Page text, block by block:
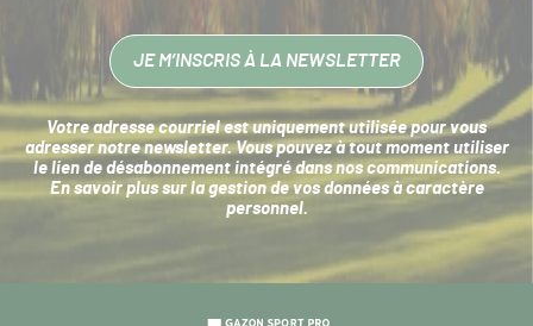
JE M’INSCRIS À LA NEWSLETTER
Votre adresse courriel est uniquement utilisée pour vous
adresser notre newsletter. Vous pouvez à tout moment utiliser
le lien de désabonnement intégré dans nos communications.
En savoir plus sur la gestion de vos données à caractère
personnel.